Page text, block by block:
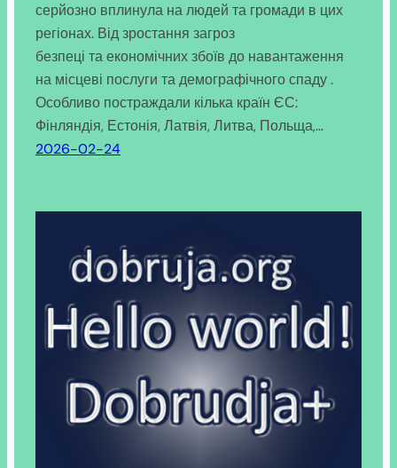
серйозно вплинула на людей та громади в цих
регіонах. Від зростання загроз
безпеці та економічних збоїв до навантаження
на місцеві послуги та демографічного спаду .
Особливо постраждали кілька країн ЄС:
Фінляндія, Естонія, Латвія, Литва, Польща,…
2026-02-24